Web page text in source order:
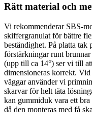
Rätt material och
Vi rekommenderar SBS-
skiffergranulat för bättre
beständighet. På platta tak
förstärkningar runt
(upp till ca 14°) ser vi till
dimensioneras korrekt.
väggar använder vi
skarvar för helt täta
kan gummiduk vara ett
då den monteras med få